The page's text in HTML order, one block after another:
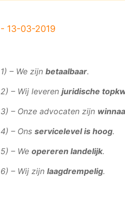
- 13-03-2019
1) – We zijnbetaalbaar.
2) – Wij leverenjuridische
3) – Onze advocaten zijn
4) – Onsservicelevel is hoog.
5) – Weopereren landelijk.
6) – Wij zijnlaagdrempelig.